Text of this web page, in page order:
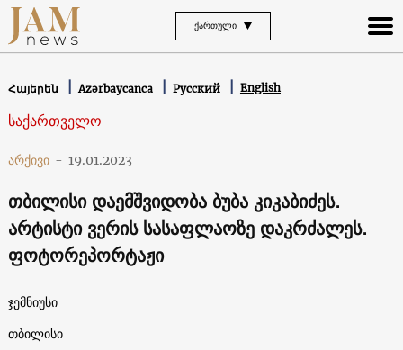
ᲥᲐᲠᲗᲣᲚᲘ
Հայերեն Azərbaycanca Русский English
საქართველო
არქივი - 19.01.2023
თბილისი დაემშვიდობა ბუბა კიკაბიძეს.
არტისტი ვერის სასაფლაოზე დაკრძალეს.
ფოტორეპორტაჟი
ჯემნიუსი
თბილისი